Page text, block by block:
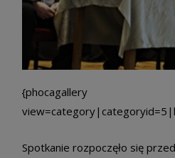
{phocagallery
Spotkanie rozpoczęło się